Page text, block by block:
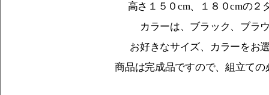
高さ１５０cm、１８０cmの２
カラーは、ブラック、ブラ
お好きなサイズ、カラーをお
商品は完成品ですので、組立て